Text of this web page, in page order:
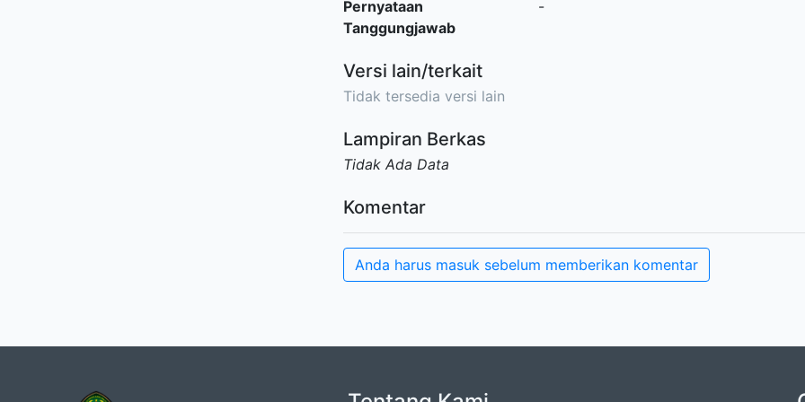
Pernyataan
Tanggungjawab
-
Versi lain/terkait
Tidak tersedia versi lain
Lampiran Berkas
Tidak Ada Data
Komentar
Anda harus masuk sebelum memberikan komentar